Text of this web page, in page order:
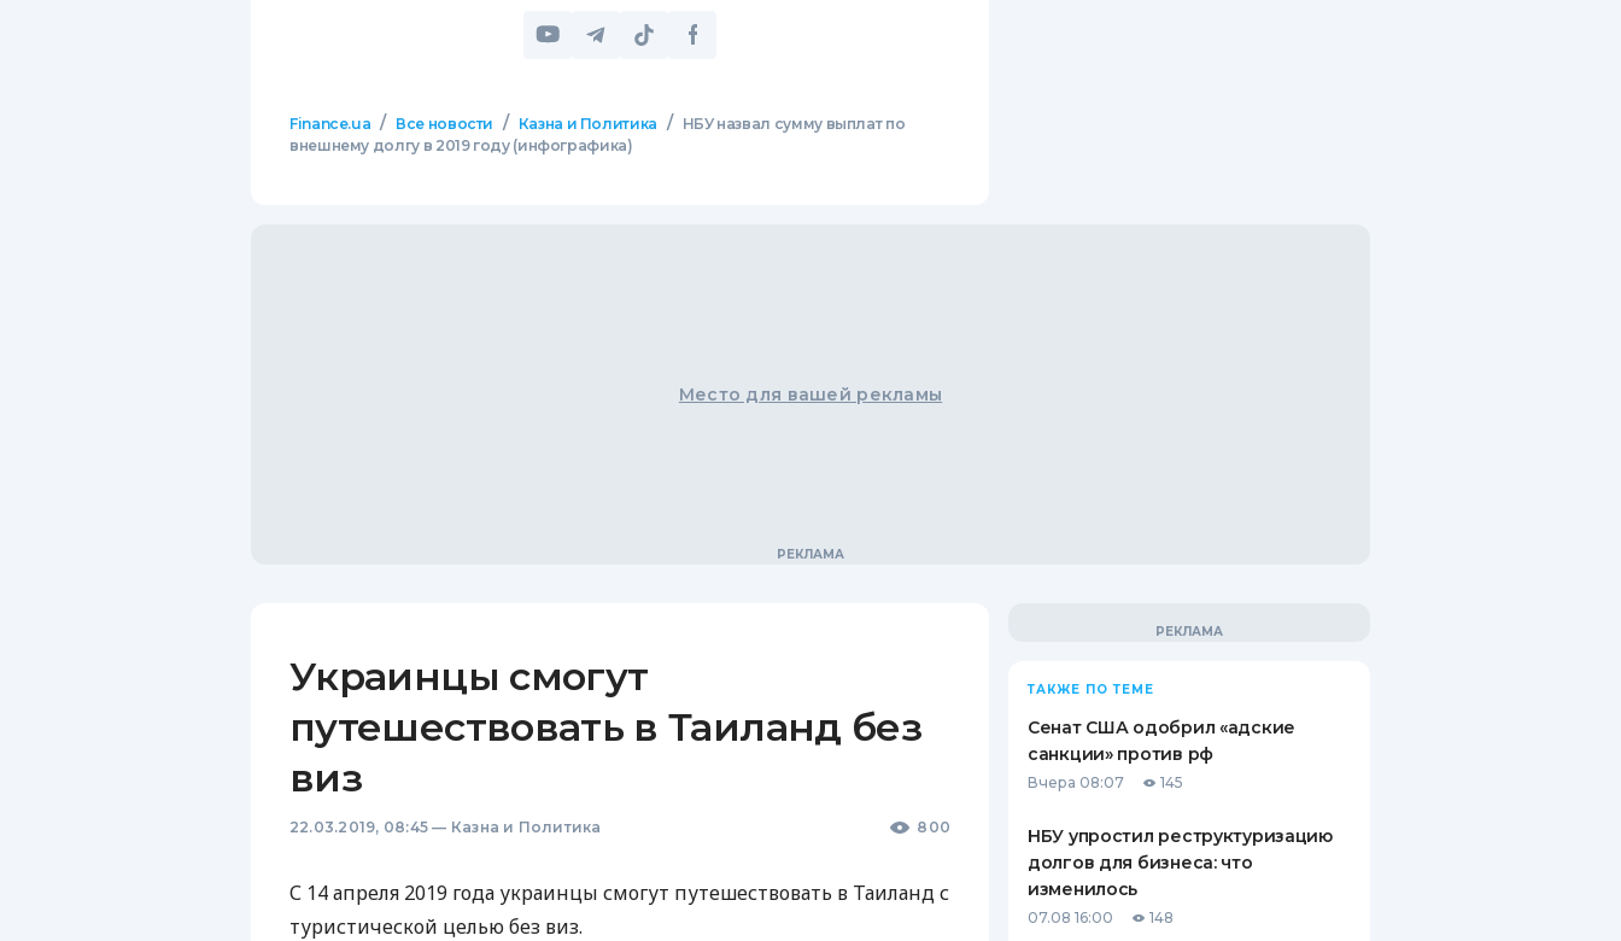
Finance.ua / Все новости / Казна и Политика /
НБУ назвал сумму выплат по
внешнему долгу в 2019 году (инфографика)
Место для вашей рекламы
Украинцы смогут
путешествовать в Таиланд без
виз
22.03.2019, 08:45 — Казна и Политика 800
С 14 апреля 2019 года украинцы смогут путешествовать в Таиланд с
туристической целью без виз.
ТАКЖЕ ПО ТЕМЕ
Сенат США одобрил «адские
санкции» против рф
Вчера 08:07 145
НБУ упростил реструктуризацию
долгов для бизнеса: что
изменилось
07.08 16:00 148